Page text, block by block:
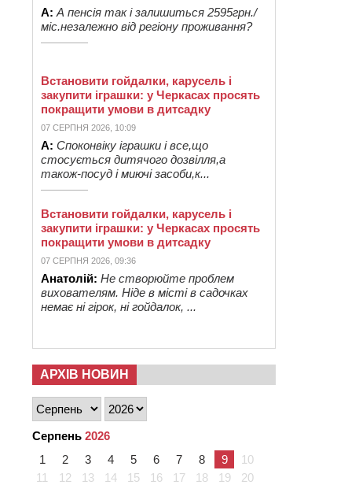
А: А пенсія так і залишиться 2595грн./
міс.незалежно від регіону проживання?
Встановити гойдалки, карусель і
закупити іграшки: у Черкасах просять
покращити умови в дитсадку
07 СЕРПНЯ 2026, 10:09
А: Споконвіку іграшки і все,що
стосується дитячого дозвілля,а
також-посуд і миючі засоби,к...
Встановити гойдалки, карусель і
закупити іграшки: у Черкасах просять
покращити умови в дитсадку
07 СЕРПНЯ 2026, 09:36
Анатолій: Не створюйте проблем
вихователям. Ніде в місті в садочках
немає ні гірок, ні гойдалок, ...
АРХІВ НОВИН
Серпень 2026
1
2 3 4 5 6 7 8 9
10
11
12 13 14 15 16 17 18 19 20